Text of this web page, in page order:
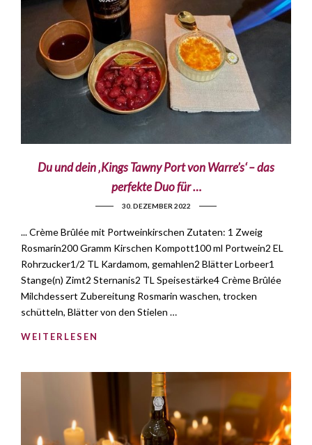
Du und dein ‚Kings Tawny Port von Warre’s‘ – das
perfekte Duo für …
30. DEZEMBER 2022
... Crème Brûlée mit Portweinkirschen Zutaten: 1 Zweig
Rosmarin200 Gramm Kirschen Kompott100 ml Portwein2 EL
Rohrzucker1/2 TL Kardamom, gemahlen2 Blätter Lorbeer1
Stange(n) Zimt2 Sternanis2 TL Speisestärke4 Crème Brûlée
Milchdessert Zubereitung Rosmarin waschen, trocken
schütteln, Blätter von den Stielen …
WEITERLESEN